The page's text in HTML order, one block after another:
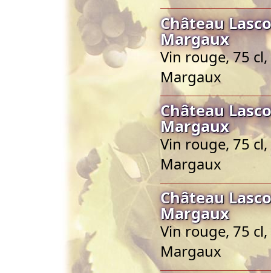
Château
Margaux
Vin rouge, 75
Margaux
Château
Margaux
Vin rouge, 75
Margaux
Château
Margaux
Vin rouge, 75
Margaux